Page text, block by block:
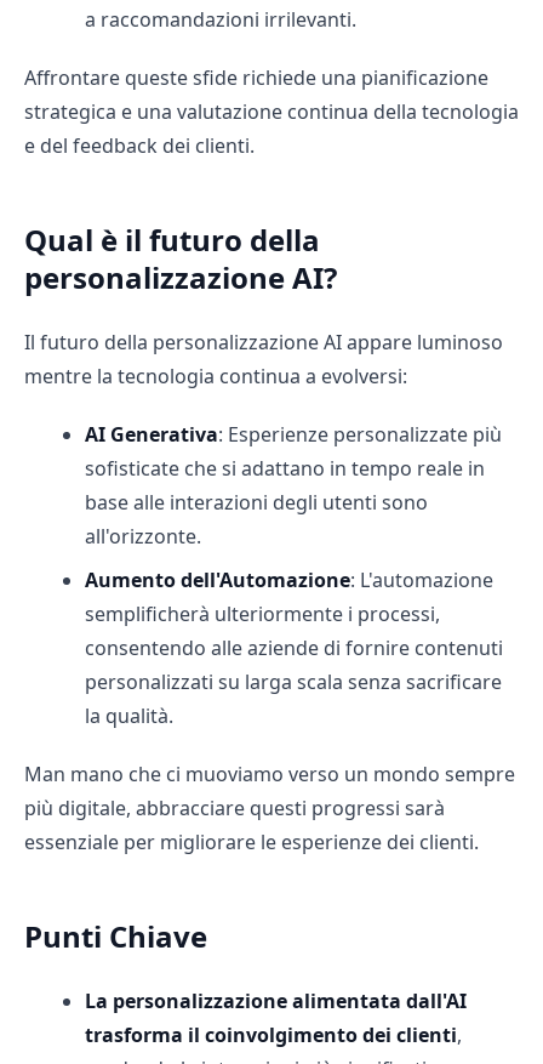
a raccomandazioni irrilevanti.
Affrontare queste sfide richiede una pianificazione
strategica e una valutazione continua della tecnologia
e del feedback dei clienti.
Qual è il futuro della
personalizzazione AI?
Il futuro della personalizzazione AI appare luminoso
mentre la tecnologia continua a evolversi:
AI Generativa: Esperienze personalizzate più
sofisticate che si adattano in tempo reale in
base alle interazioni degli utenti sono
all'orizzonte.
Aumento dell'Automazione: L'automazione
semplificherà ulteriormente i processi,
consentendo alle aziende di fornire contenuti
personalizzati su larga scala senza sacrificare
la qualità.
Man mano che ci muoviamo verso un mondo sempre
più digitale, abbracciare questi progressi sarà
essenziale per migliorare le esperienze dei clienti.
Punti Chiave
La personalizzazione alimentata dall'AI
trasforma il coinvolgimento dei clienti,